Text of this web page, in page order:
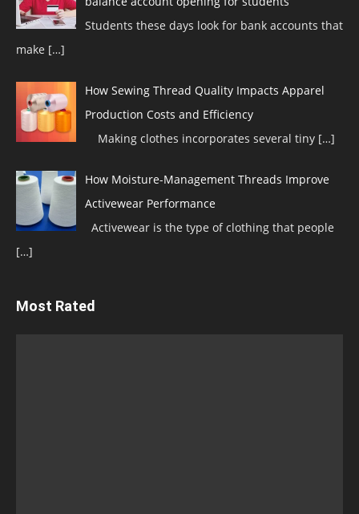
Students these days look for bank accounts that
make […]
How Sewing Thread Quality Impacts Apparel
Production Costs and Efficiency
Making clothes incorporates several tiny […]
How Moisture-Management Threads Improve
Activewear Performance
Activewear is the type of clothing that people
[…]
Most Rated